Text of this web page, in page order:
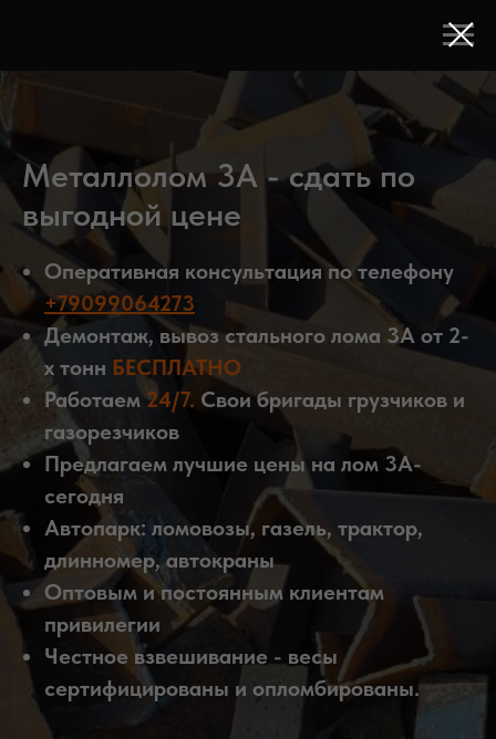
Металлолом 3А - сдать по
выгодной цене
Оперативная консультация по телефону
+79099064273
Демонтаж, вывоз стального лома 3А от 2-
х тонн БЕСПЛАТНО
Работаем24/7. Свои бригады грузчиков и
газорезчиков
Предлагаем лучшие цены на лом 3А-
сегодня
Автопарк: ломовозы, газель, трактор,
длинномер, автокраны
Оптовым и постоянным клиентам
привилегии
Честное взвешивание - весы
сертифицированы и опломбированы.